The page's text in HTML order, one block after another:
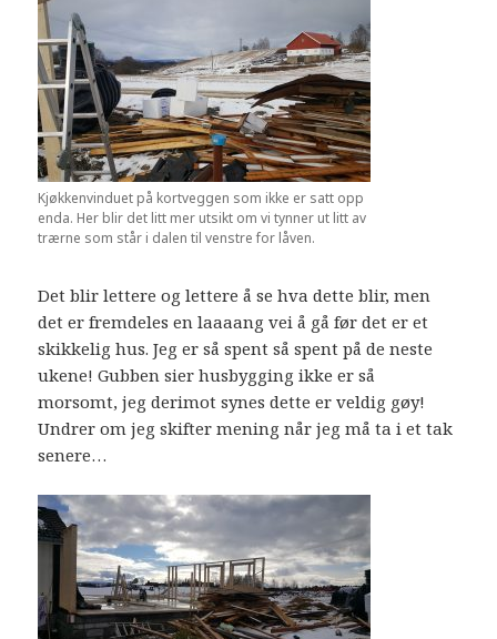
Kjøkkenvinduet på kortveggen som ikke er satt opp
enda. Her blir det litt mer utsikt om vi tynner ut litt av
trærne som står i dalen til venstre for låven.
Det blir lettere og lettere å se hva dette blir, men
det er fremdeles en laaaang vei å gå før det er et
skikkelig hus. Jeg er så spent så spent på de neste
ukene! Gubben sier husbygging ikke er så
morsomt, jeg derimot synes dette er veldig gøy!
Undrer om jeg skifter mening når jeg må ta i et tak
senere…